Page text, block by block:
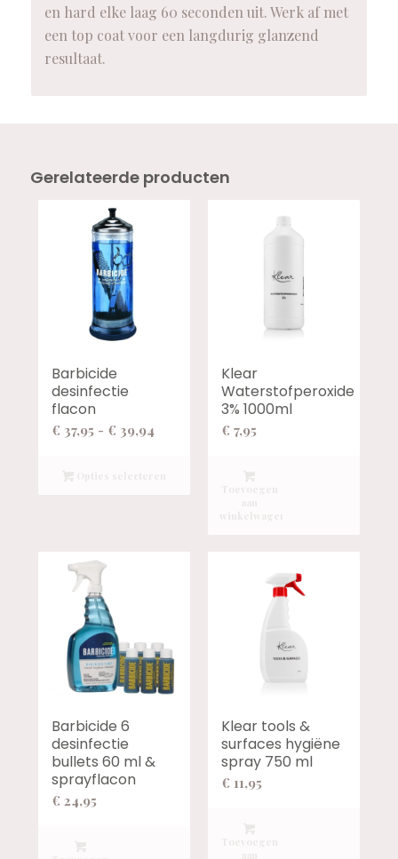
en hard elke laag 60 seconden uit. Werk af met
een top coat voor een langdurig glanzend
resultaat.
Gerelateerde producten
Barbicide
desinfectie
flacon
€ 37,95 - € 39,94 Prijsklasse:
Klear
Waterstofperoxide
3% 1000ml
€ 7,95
Barbicide 6
desinfectie
bullets 60 ml &
sprayflacon
€ 24,95
Klear tools &
surfaces hygiëne
spray 750 ml
€ 11,95